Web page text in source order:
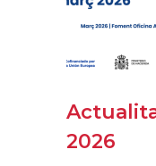
2026